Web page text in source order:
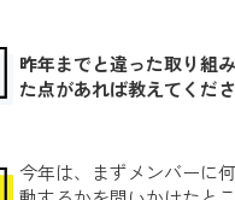
昨年までと違った取り組
た点があれば教えてくださ
今年は、まずメンバーに